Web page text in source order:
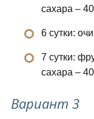
сахара –
6 сутки:
7 сутки:
сахара –
Вариант 3